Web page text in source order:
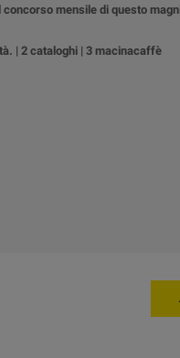
mensile di questo
| 2 cataloghi | 3 macinacaffè